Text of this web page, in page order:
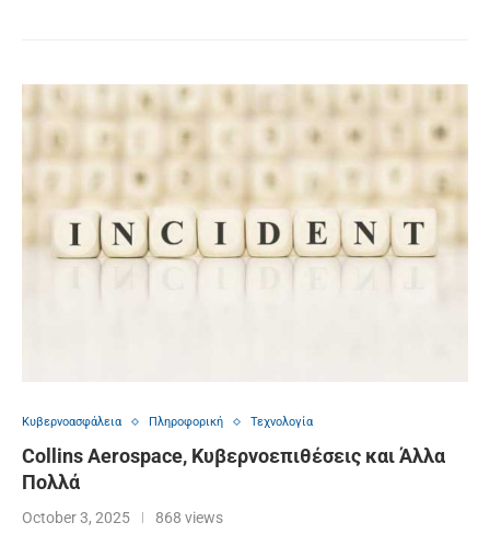
Κυβερνοασφάλεια Πληροφορική Τεχνολογία
Collins Aerospace, Κυβερνοεπιθέσεις και Άλλα
Πολλά
October 3, 2025 868 views